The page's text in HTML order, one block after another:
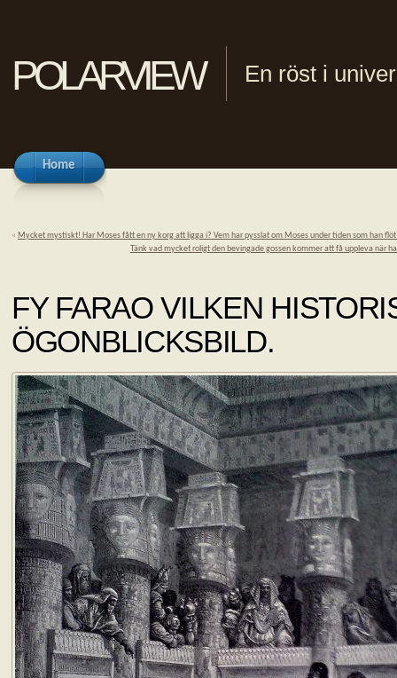
polarview En röst i
Home
« Mycket mystiskt! Har Moses fått en ny korg att ligga i? Vem har pysslat om Moses under tiden som han
Tänk vad mycket roligt den bevingade gossen kommer att få uppleva när
FY FARAO VILKEN
ÖGONBLICKSBILD.